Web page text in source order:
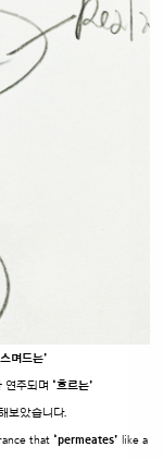
스며드는’
연주되며 ‘흐르는’
보았습니다.
that ‘permeates’ like a